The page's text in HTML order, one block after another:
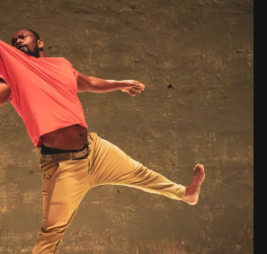
du festival Trente Trente et la
de représentations
+ D'INFOS